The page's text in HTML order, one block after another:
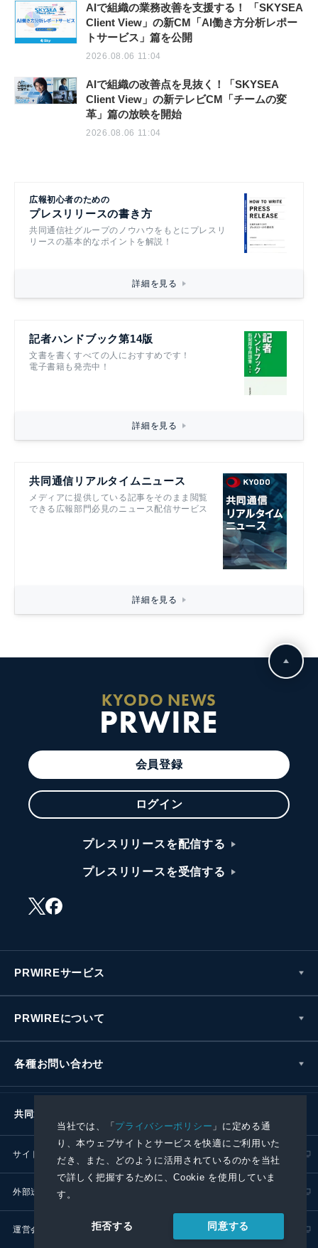
当社では、「プライバシーポリシー 」に定める通
り、本ウェブサイトとサービスを快適にご利用いた
だき、また、どのように活用されているのかを当社
で詳しく把握するために、Cookie を使用していま
す。
拒否する 同意する
AIで組織の業務改善を支援する！ 「SKYSEA
Client View」の新CM「AI働き方分析レポー
トサービス」篇を公開
2026.08.06 11:04
AIで組織の改善点を見抜く！「SKYSEA
Client View」の新テレビCM「チームの変
革」篇の放映を開始
2026.08.06 11:04
広報初心者のための
プレスリリースの書き方
共同通信社グループのノウハウをもとにプレスリ
リースの基本的なポイントを解説！
詳細を見る
記者ハンドブック第14版
文書を書くすべての人におすすめです！
電子書籍も発売中！
詳細を見る
共同通信リアルタイムニュース
メディアに提供している記事をそのまま閲覧
できる広報部門必見のニュース配信サービス
詳細を見る
KYODO NEWS
PRWIRE
会員登録
ログイン
プレスリリースを配信する
プレスリリースを受信する
PRWIREサービス
PRWIREについて
各種お問い合わせ
共同通信社グループ
サイトポリシー プライバシーポリシー
外部送信ポリシー
運営会社